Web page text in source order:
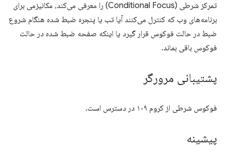
تمرکز شرطی (Conditional Focus) را معرفی می‌کند، مکانیزمی برای
برنامه‌های وب که کنترل می‌کنند آیا تب یا پنجره ضبط شده هنگام شروع
ضبط در حالت فوکوس قرار گیرد یا اینکه صفحه ضبط شده در حالت
فوکوس باقی بماند.
پشتیبانی مرورگر
فوکوس شرطی از کروم ۱۰۹ در دسترس است.
پیشینه